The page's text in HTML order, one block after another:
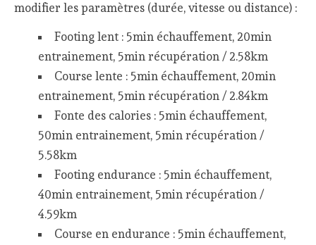
modifier les paramètres (durée, vitesse ou distance) :
Footing lent : 5min échauffement, 20min
entrainement, 5min récupération / 2.58km
Course lente : 5min échauffement, 20min
entrainement, 5min récupération / 2.84km
Fonte des calories : 5min échauffement,
50min entrainement, 5min récupération /
5.58km
Footing endurance : 5min échauffement,
40min entrainement, 5min récupération /
4.59km
Course en endurance : 5min échauffement,